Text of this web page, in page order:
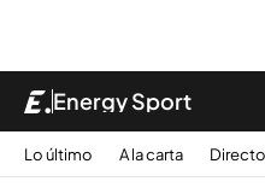
Energy Sport
Lo último A la carta Directo